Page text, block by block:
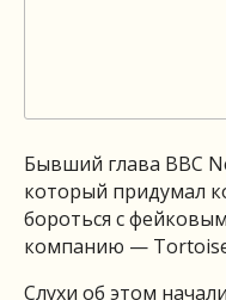
Бывший глава BBC
который придумал
бороться с
компанию —
Слухи об этом